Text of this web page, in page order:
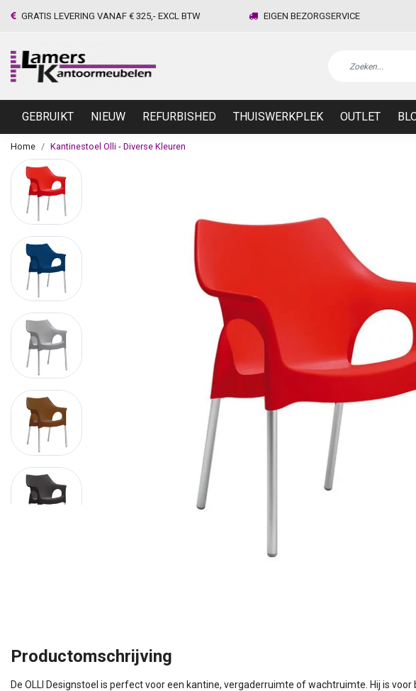
GRATIS LEVERING VANAF € 325,- EXCL BTW EIGEN BEZORGSERVICE
GEBRUIKT NIEUW REFURBISHED THUISWERKPLEK OUTLET
Home Kantinestoel Olli - Diverse Kleuren
Productomschrijving
De OLLI Designstoel is perfect voor een kantine, vergaderruimte of wachtruimte. Hij is